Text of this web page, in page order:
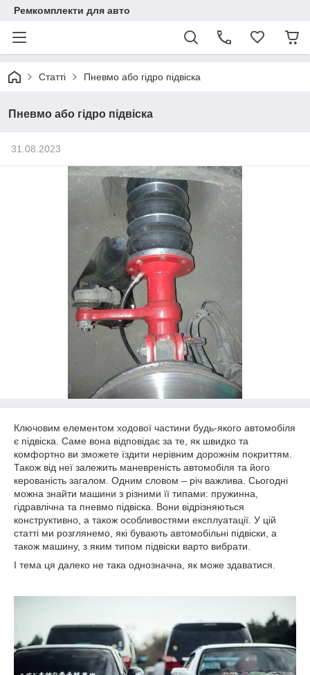
Ремкомплекти для авто
Статті Пневмо або гідро підвіска
Пневмо або гідро підвіска
31.08.2023
Ключовим елементом ходової частини будь-якого автомобіля
є підвіска. Саме вона відповідає за те, як швидко та
комфортно ви зможете їздити нерівним дорожнім покриттям.
Також від неї залежить маневреність автомобіля та його
керованість загалом. Одним словом – річ важлива. Сьогодні
можна знайти машини з різними її типами: пружинна,
гідравлічна та пневмо підвіска. Вони відрізняються
конструктивно, а також особливостями експлуатації. У цій
статті ми розглянемо, які бувають автомобільні підвіски, а
також машину, з яким типом підвіски варто вибрати.
І тема ця далеко не така однозначна, як може здаватися.